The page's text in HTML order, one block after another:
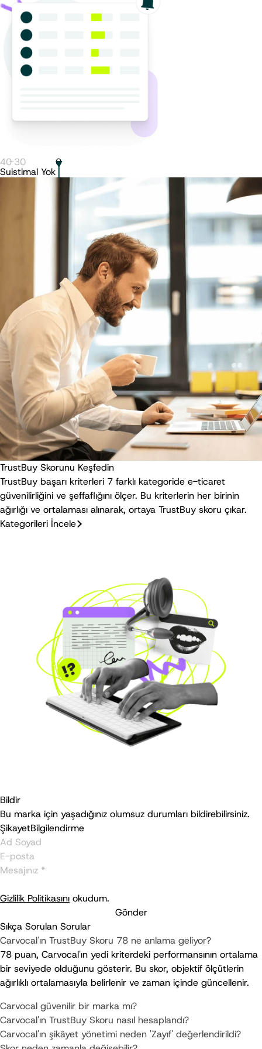
40-30
0
Suistimal Yok
TrustBuy Skorunu Keşfedin
TrustBuy başarı kriterleri 7 farklı kategoride e-ticaret
güvenilirliğini ve şeffaflığını ölçer. Bu kriterlerin her birinin
ağırlığı ve ortalaması alınarak, ortaya TrustBuy skoru çıkar.
Kategorileri İncele
Bildir
Bu marka için yaşadığınız olumsuz durumları bildirebilirsiniz.
ŞikayetBilgilendirme
Gizlilik Politikasını okudum.
Gönder
Sıkça Sorulan Sorular
Carvocal'ın TrustBuy Skoru 78 ne anlama geliyor?
78 puan, Carvocal'ın yedi kriterdeki performansının ortalama
bir seviyede olduğunu gösterir. Bu skor, objektif ölçütlerin
ağırlıklı ortalamasıyla belirlenir ve zaman içinde güncellenir.
Carvocal güvenilir bir marka mı?
Carvocal'ın TrustBuy Skoru nasıl hesaplandı?
Carvocal'ın şikâyet yönetimi neden 'Zayıf' değerlendirildi?